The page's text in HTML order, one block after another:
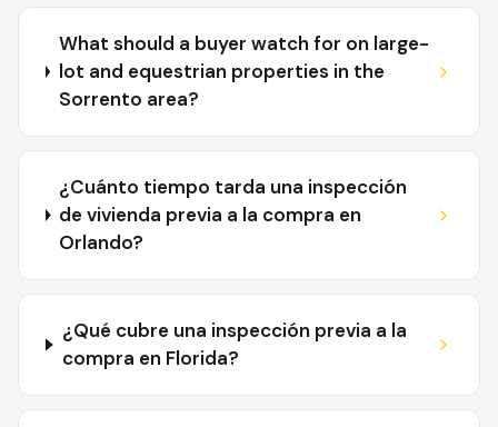
What should a buyer watch for on large-
lot and equestrian properties in the
Sorrento area?
¿Cuánto tiempo tarda una inspección
de vivienda previa a la compra en
Orlando?
¿Qué cubre una inspección previa a la
compra en Florida?